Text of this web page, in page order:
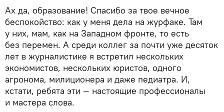
Ах да, образование! Спасибо за твое вечное
беспокойство: как у меня дела на журфаке. Там
у них, мам, как на Западном фронте, то есть
без перемен. А среди коллег за почти уже десяток
лет в журналистике я встретил нескольких
экономистов, нескольких юристов, одного
агронома, милиционера и даже педиатра. И,
кстати, ребята эти — настоящие профессионалы
и мастера слова.